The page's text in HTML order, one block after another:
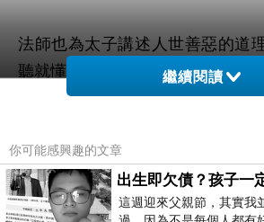
法師也為太子講述人世善惡的道
聽就懂。
間打坐。
六年之中要學的科目、技藝、經
繼續閱讀
你可能感興趣的文章
這週迎來父親節，其實我